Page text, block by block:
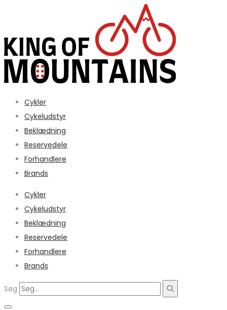
Cykler
Cykeludstyr
Beklædning
Reservedele
Forhandlere
Brands
Cykler
Cykeludstyr
Beklædning
Reservedele
Forhandlere
Brands
Søg